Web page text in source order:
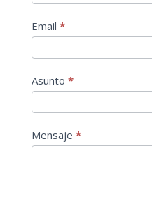
Email *
Asunto *
Mensaje *